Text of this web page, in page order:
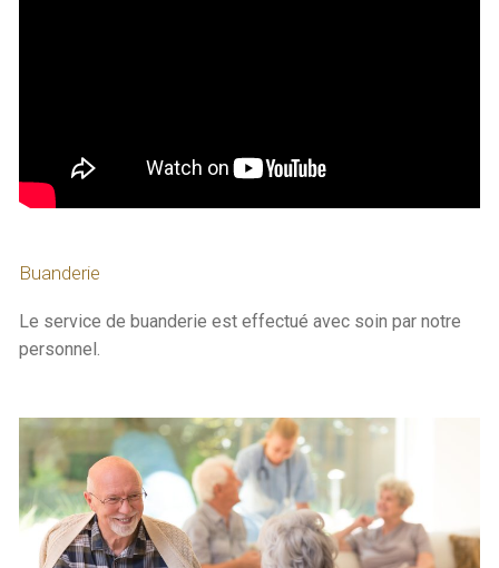
Buanderie
Le service de buanderie est effectué avec soin par notre
personnel.